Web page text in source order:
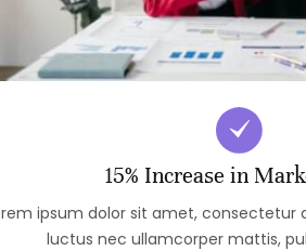
15% Increase in
ipsum dolor sit amet, consectetur
luctus nec ullamcorper mattis,